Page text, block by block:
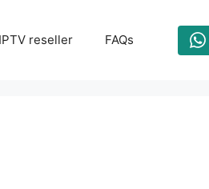
reseller FAQs